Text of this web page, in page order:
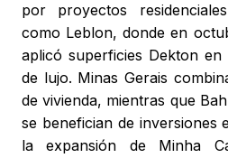
por proyectos
como Leblon, donde en
aplicó superficies Dekton
de lujo. Minas Gerais
de vivienda, mientras que
se benefician de inversiones
la expansión de Minha